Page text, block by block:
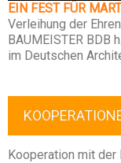
EIN FEST FÜR
Verleihung der
BAUMEISTER BDB
im Deutschen
Kooperation mit der